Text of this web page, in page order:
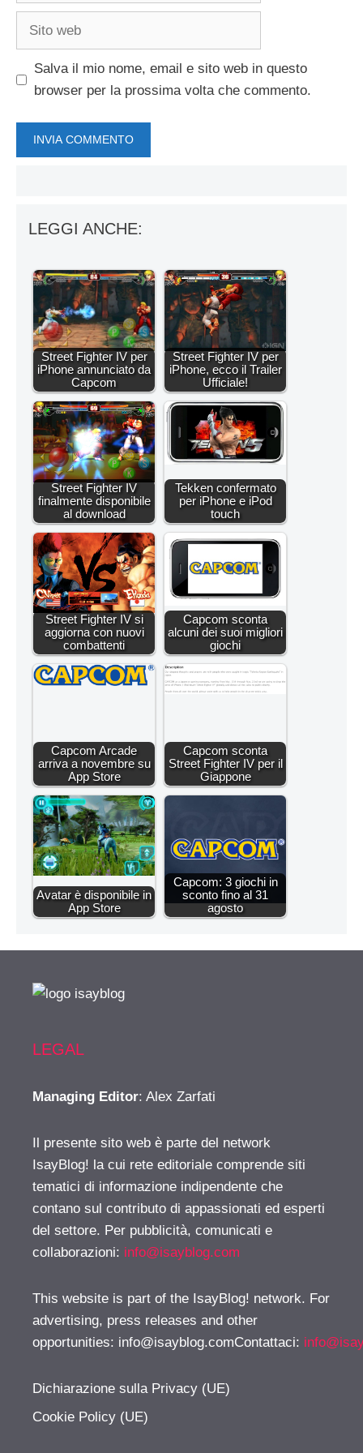
Sito
Salva il mio nome, email e sito web in questo
browser per la prossima volta che commento.
LEGGI ANCHE:
Street Fighter IV per
iPhone annunciato da
Capcom
Street Fighter IV per
iPhone, ecco il Trailer
Ufficiale!
Street Fighter IV
finalmente disponibile
al download
Tekken confermato
per iPhone e iPod
touch
Street Fighter IV si
aggiorna con nuovi
combattenti
Capcom sconta
alcuni dei suoi migliori
giochi
Capcom Arcade
arriva a novembre su
App Store
Capcom sconta
Street Fighter IV per il
Giappone
Avatar è disponibile in
App Store
Capcom: 3 giochi in
sconto fino al 31
agosto
LEGAL
Managing Editor: Alex Zarfati
Il presente sito web è parte del network
IsayBlog! la cui rete editoriale comprende siti
tematici di informazione indipendente che
contano sul contributo di appassionati ed esperti
del settore. Per pubblicità, comunicati e
collaborazioni: info@isayblog.com
This website is part of the IsayBlog! network. For
advertising, press releases and other
opportunities: info@isayblog.comContattaci:
Dichiarazione sulla Privacy (UE)
Cookie Policy (UE)